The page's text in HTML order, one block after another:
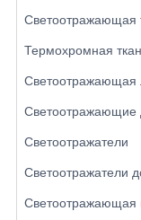
Светоотражающая
Термохромная
Светоотражающая
Светоотражающие
Светоотражатели
Светоотражатели
Светоотражающая